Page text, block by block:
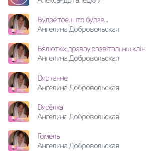
Будзе тое, што будзе...
Ангелина Добровольская
Бялюткiх дрэвау развiтальны клiн
Ангелина Добровольская
Вяртанне
Ангелина Добровольская
Вясёлка
Ангелина Добровольская
Гомель
Ангелина Добровольская